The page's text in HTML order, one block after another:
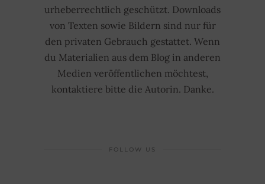
urheberrechtlich geschützt. Downloads
von Texten sowie Bildern sind nur für
den privaten Gebrauch gestattet. Wenn
du Materialien aus dem Blog in anderen
Medien veröffentlichen möchtest,
kontaktiere bitte die Autorin. Danke.
FOLLOW US